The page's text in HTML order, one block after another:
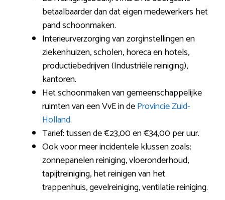
betaalbaarder dan dat eigen medewerkers het
pand schoonmaken.
Interieurverzorging van zorginstellingen en
ziekenhuizen, scholen, horeca en hotels,
productiebedrijven (Industriële reiniging),
kantoren.
Het schoonmaken van gemeenschappelijke
ruimten van een VvE in deProvincie Zuid-
Holland.
Tarief: tussen de €23,00 en €34,00 per uur.
Ook voor meer incidentele klussen zoals:
zonnepanelen reiniging, vloeronderhoud,
tapijtreiniging, het reinigen van het
trappenhuis, gevelreiniging, ventilatie reiniging.